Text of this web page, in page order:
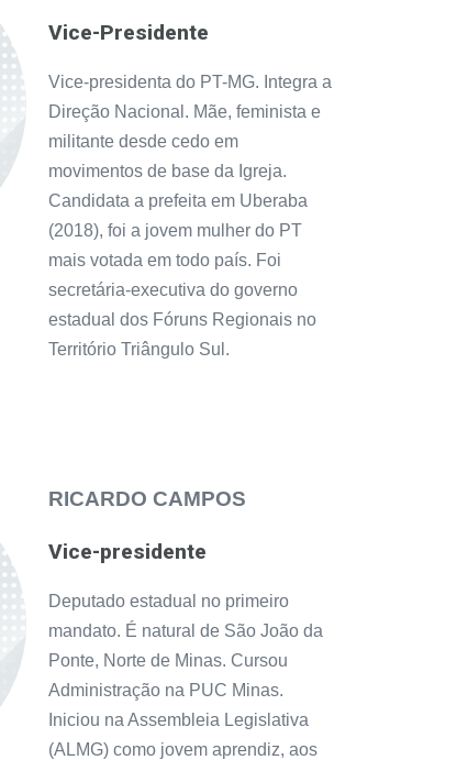
Vice-Presidente
Vice-presidenta do PT-MG. Integra a
Direção Nacional. Mãe, feminista e
militante desde cedo em
movimentos de base da Igreja.
Candidata a prefeita em Uberaba
(2018), foi a jovem mulher do PT
mais votada em todo país. Foi
secretária-executiva do governo
estadual dos Fóruns Regionais no
Território Triângulo Sul.
RICARDO CAMPOS
Vice-presidente
Deputado estadual no primeiro
mandato. É natural de São João da
Ponte, Norte de Minas. Cursou
Administração na PUC Minas.
Iniciou na Assembleia Legislativa
(ALMG) como jovem aprendiz, aos